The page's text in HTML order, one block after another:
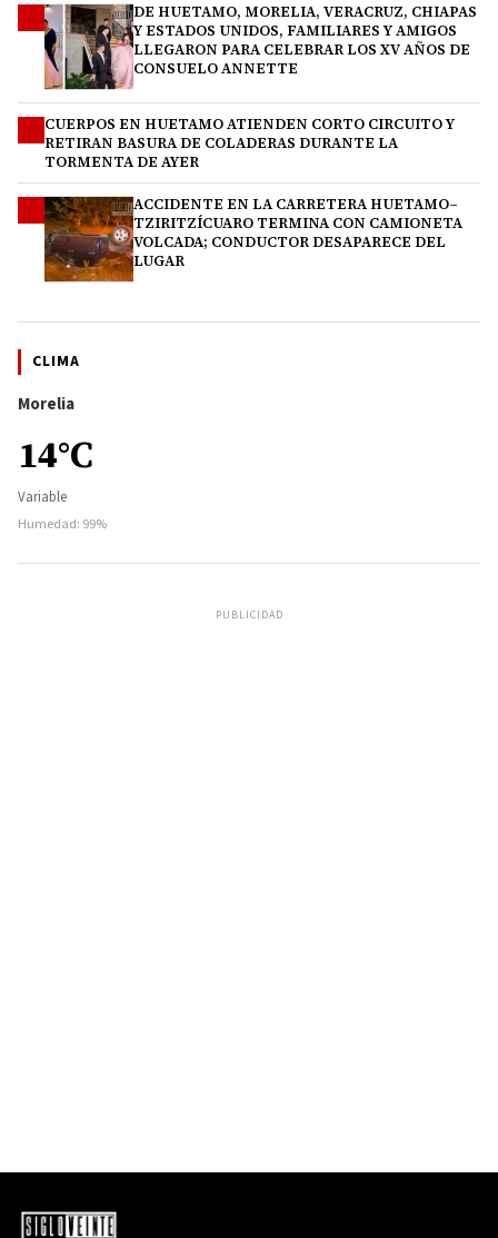
DE HUETAMO, MORELIA, VERACRUZ, CHIAPAS
Y ESTADOS UNIDOS, FAMILIARES Y AMIGOS
LLEGARON PARA CELEBRAR LOS XV AÑOS DE
CONSUELO ANNETTE
CUERPOS EN HUETAMO ATIENDEN CORTO CIRCUITO Y
RETIRAN BASURA DE COLADERAS DURANTE LA
TORMENTA DE AYER
ACCIDENTE EN LA CARRETERA HUETAMO–
TZIRITZÍCUARO TERMINA CON CAMIONETA
VOLCADA; CONDUCTOR DESAPARECE DEL
LUGAR
CLIMA
Morelia
14°C
Variable
Humedad: 99%
PUBLICIDAD